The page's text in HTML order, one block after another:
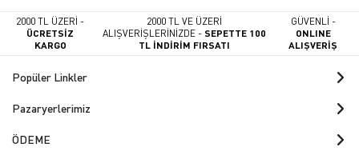
2000 TL ÜZERİ -
ÜCRETSİZ
KARGO
2000 TL VE ÜZERİ
ALIŞVERİŞLERİNİZDE -SEPETTE 100
TL İNDİRİM FIRSATI
GÜVENLİ -
ONLINE
ALIŞVERİŞ
Popüler Linkler
Pazaryerlerimiz
ÖDEME